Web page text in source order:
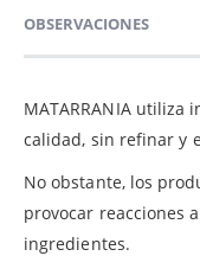
OBSERVACIONES
MATARRANIA utiliza
calidad, sin refinar y
No obstante, los
provocar reacciones
ingredientes.